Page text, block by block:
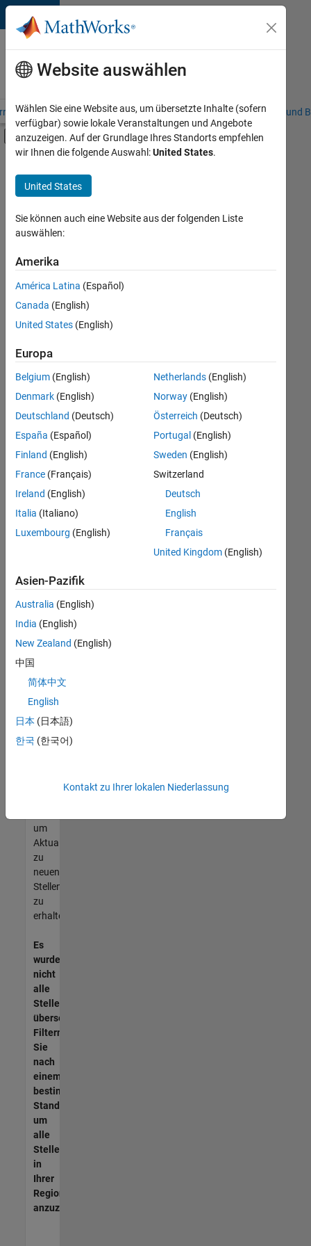
Weiter zum Inhalt
Karriere
bei
MathWorks
– Übersicht Stellensuche Niederlassungen Studierende und
Umschaltung für Off-Canvas-
Hauptinhalt
Praktika
Information Technology
Commercial Sales
Inside Sales
Sales Operations
Marketing Services
Business Model Team
Finance and Operations
+7
Derzeit
es
keine
offenen
Stellen,
Ihren
Suchkriterien
entsprechen.
können
die
Suchkriterien
weiter
fassen
oder
alle
Stellenangebote
anzeigen .
noch
keine
offenen
Stellen
können,
die
Ihren
entsprechen,
werden
unseres
um
Aktualisierungen
zu
neuen
Stellenangeboten
zu
erhalten.
Es
wurden
nicht
alle
Stellen
übersetzt.
Filtern
Sie
nach
einem
bestimmten
Standort,
um
alle
Stellenangebote
in
Ihrer
Region
anzuzeigen.
Website auswählen
Wählen Sie eine Website aus, um übersetzte Inhalte (sofern
verfügbar) sowie lokale Veranstaltungen und Angebote
anzuzeigen. Auf der Grundlage Ihres Standorts empfehlen
wir Ihnen die folgende Auswahl:United States.
United States
Sie können auch eine Website aus der folgenden Liste
auswählen:
Amerika
América Latina (Español)
Canada (English)
United States (English)
Europa
Belgium (English)
Denmark (English)
Deutschland (Deutsch)
España (Español)
Finland (English)
France (Français)
Ireland (English)
Italia (Italiano)
Luxembourg (English)
Netherlands(English)
Norway(English)
Österreich (Deutsch)
Portugal (English)
Sweden (English)
Switzerland
Deutsch
English
Français
United Kingdom(English)
Asien-Pazifik
Australia (English)
India (English)
New Zealand (English)
中国
简体中文
English
日本 (日本語)
한국 (한국어)
Kontakt zu Ihrer lokalen Niederlassung